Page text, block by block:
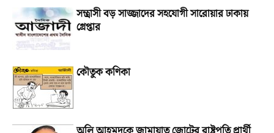
সন্ত্রাসী বড় সাজ্জাদের সহযোগী সারোয়ার ঢাকায়
গ্রেপ্তার
কৌতুক কণিকা